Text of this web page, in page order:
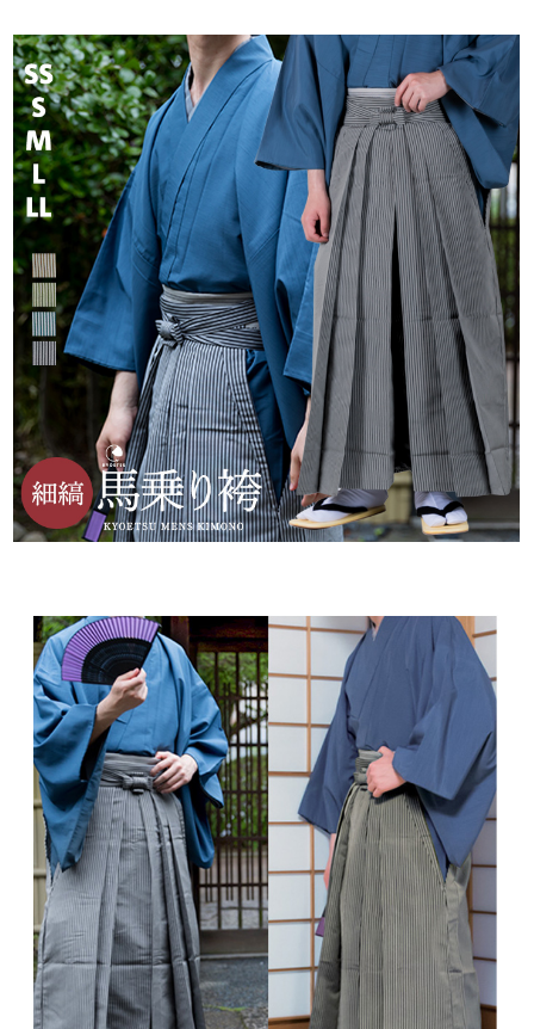
しっかりとした縫製で、素材はポリエステルとご家庭でのお洗濯が可能で
す。
生地はシワになりにくく、使用しやすいと好評のちょうど良いやわらかさで
体に馴染みます。
着付けた際のシルエットも美しく、理想の袴姿を演出します。
滑り止めヘラ付き。
※袴のみの販売になります。
カラー：
璃寛茶/鴬色/高麗納戸/黒×細縞
素材：
ポリエステル100％
素材感：
※あくまでスタッフの感想となりますので、ご参考程度にお考え
下さい。
生地の伸縮性
伸縮しません
生地の透け感
透けません
生地の厚み
標準です ちょうど良いやわらかさ
サイズ： 馬乗袴
SS S M L
LL
紐下
83 87 91 95 99
※袴の大きさは 「紐下（ひもした）」 というサイズで 表します。
身長との標準的なサイズは表の通りですが、締める帯の位置、お腹の出具合
で若干異なります。
生産国： 中国
※タグ表記に従い、洗濯ネットに入れて行って下さい。
※撮影環境により、モデル着用商品が実際の色より明るく見える場合がござ
います。 また、ディスプレイの設定によって色味が若干異なる場合がござい
ます。